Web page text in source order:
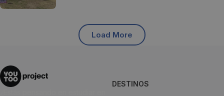
Load More
DESTINOS